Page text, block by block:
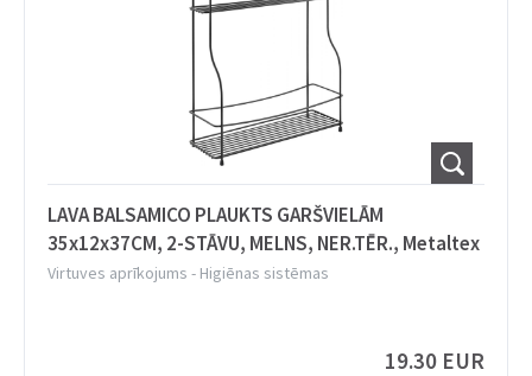
LAVA BALSAMICO PLAUKTS GARŠVIELĀM
35x12x37CM, 2-STĀVU, MELNS, NER.TĒR., Metaltex
Virtuves aprīkojums - Higiēnas sistēmas
19.30 EUR